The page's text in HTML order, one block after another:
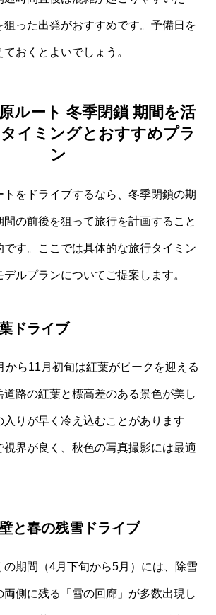
狙った出発がおすすめです。予備日を
おくとよいでしょう。
ルート 冬季閉鎖 期間を活
イミングとおすすめプラ
ン
をドライブするなら、冬季閉鎖の期
間の前後を狙って旅行を計画すること
です。ここでは具体的な旅行タイミン
ルプランについてご提案します。
ドライブ
から11月初旬は紅葉がピークを迎える
道路の紅葉と標高差のある景色が美し
入りが早く冷え込むことがあります
視界が良く、秋色の写真撮影には最適
と春の残雪ドライブ
の期間（4月下旬から5月）には、除雪
両側に残る「雪の回廊」が多数出現し